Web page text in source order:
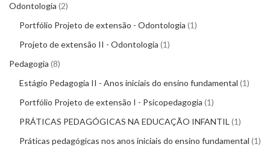
Odontologia 2
Portfólio Projeto de extensão - Odontologia 1
Projeto de extensão II - Odontologia 1
Pedagogia 8
Estágio Pedagogia II - Anos iniciais do ensino fundamental 1
Portfólio Projeto de extensão I - Psicopedagogia 1
PRÁTICAS PEDAGÓGICAS NA EDUCAÇÃO INFANTIL
1
Práticas pedagógicas nos anos iniciais do ensino fundamental 1